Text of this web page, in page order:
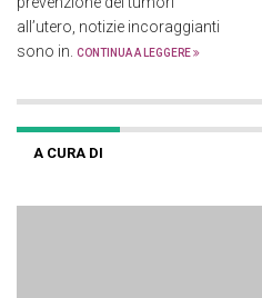
all’utero, notizie incoraggianti
sono in. CONTINUA A LEGGERE
A CURA DI